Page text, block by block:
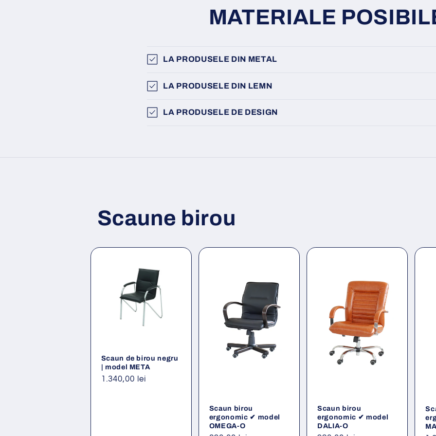
MATERIALE
LA PRODUSELE DIN METAL
LA PRODUSELE DIN LEMN
LA PRODUSELE DE DESIGN
Scaune birou
Scaun de birou negru
| model META
Preț
1.340,00 lei
Scaun birou
ergonomic ✔ model
OMEGA-O
Scaun birou
ergonomic ✔ model
DALIA-O